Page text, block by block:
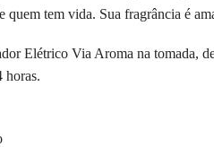
quem tem vida. Sua fragrância é
Elétrico Via Aroma na tomada,
horas.